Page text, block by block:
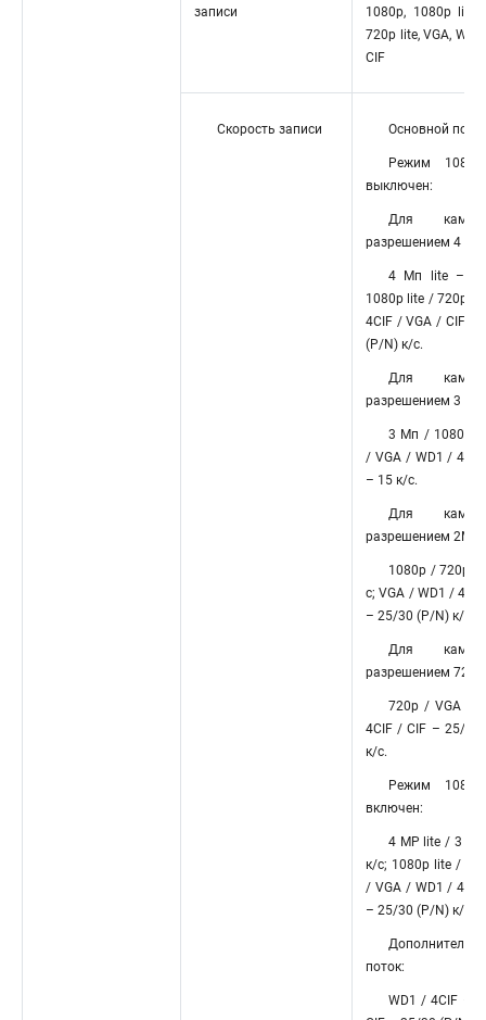
записи
1080p, 1080p lite,
720p lite, VGA,
CIF
Скорость записи Основной
Режим
выключен:
Для
разрешением 4 Мп:
4 Mп lite –
1080p lite / 720p /
4CIF / VGA / CIF –
(P/N) к/с.
Для
разрешением 3 Мп:
3 Мп / 1080p /
/ VGA / WD1 /
– 15 к/с.
Для
разрешением 2Мп:
1080p / 720p –
с; VGA / WD1 /
– 25/30 (P/N) к/с.
Для
разрешением 720p:
720p / VGA /
4CIF / CIF – 25/30
к/с.
Режим
включен:
4 MP lite / 3
к/с; 1080p lite /
/ VGA / WD1 /
– 25/30 (P/N) к/с.
поток:
WD1 / 4CIF –